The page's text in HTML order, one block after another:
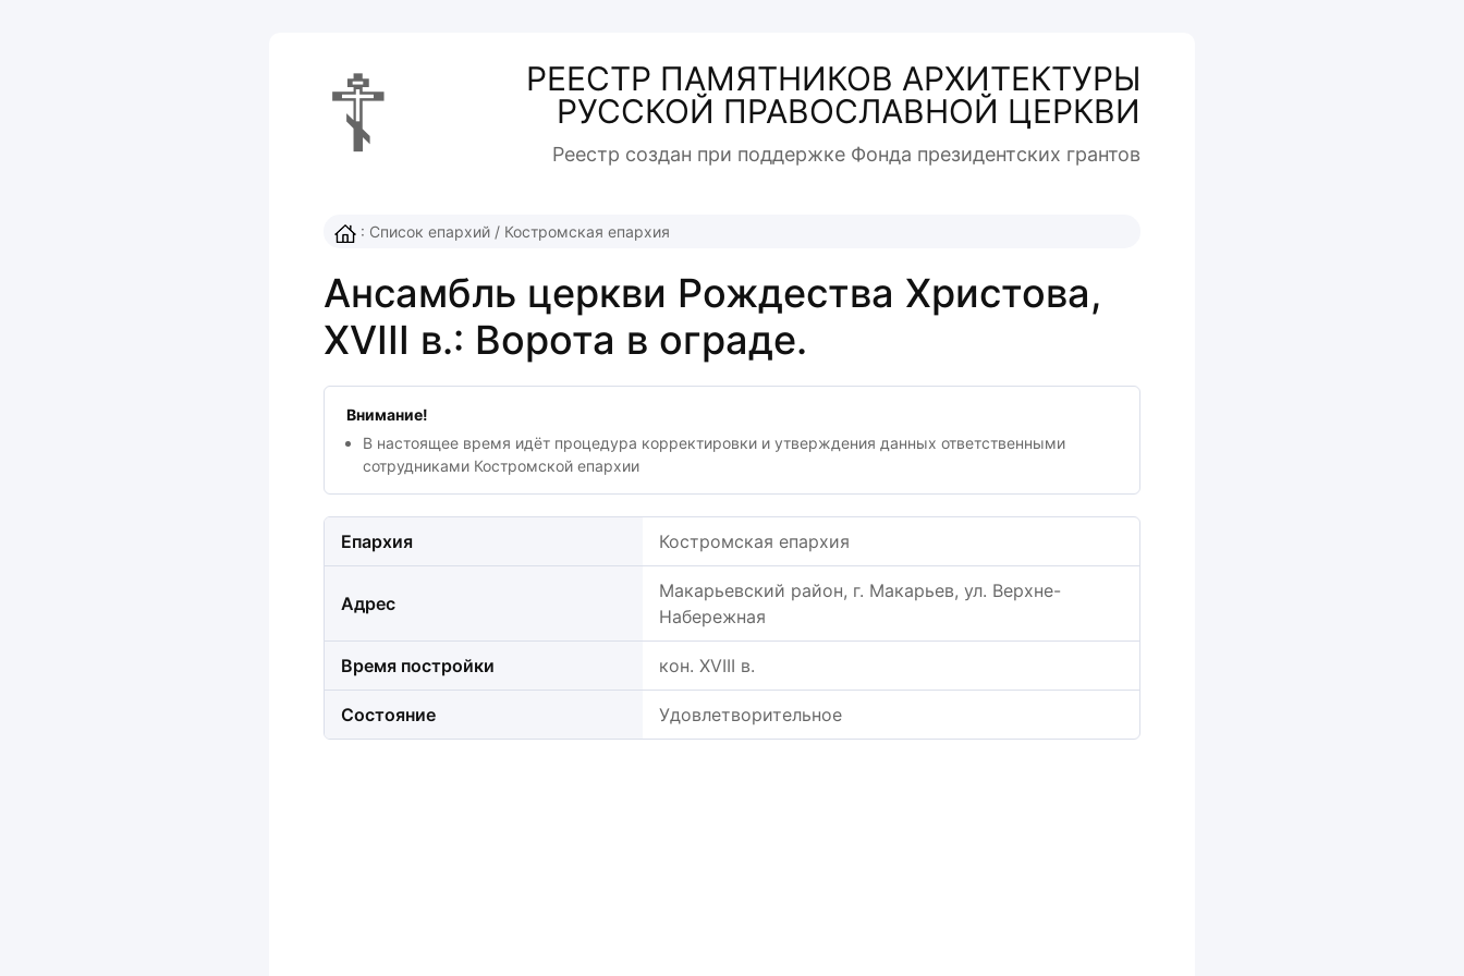
☦
РЕЕСТР ПАМЯТНИКОВ АРХИТЕКТУРЫ
РУССКОЙ ПРАВОСЛАВНОЙ ЦЕРКВИ
Реестр создан при поддержке Фонда президентcких грантов
: Список епархий / Костромская епархия
Ансамбль церкви Рождества Христова,
XVIII в.: Ворота в ограде.
Внимание!
В настоящее время идёт процедура корректировки и утверждения данных ответственными
сотрудниками Костромской епархии
Епархия Костромская епархия
Адрес
Макарьевский район, г. Макарьев, ул. Верхне-
Набережная
Время постройки кон. XVIII в.
Состояние Удовлетворительное